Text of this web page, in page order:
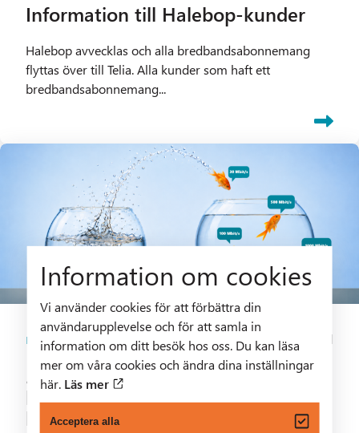
Information till Halebop-kunder
Halebop avvecklas och alla bredbandsabonnemang
flyttas över till Telia. Alla kunder som haft ett
bredbandsabonnemang...
Nyheter 2 min lästid
30 Mbit/s – nytt prisvärt
komplement i vårt
bredbandsutbud
Information om cookies
Vi använder cookies för att förbättra din
användarupplevelse och för att samla in
information om ditt besök hos oss. Du kan läsa
mer om våra cookies och ändra dina inställningar
här. Läs mer
Acceptera alla